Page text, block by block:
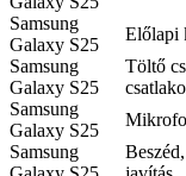
Samsung
Galaxy S25
Előlapi
Samsung
Galaxy S25
Töltő
Samsung
Galaxy S25
Samsung